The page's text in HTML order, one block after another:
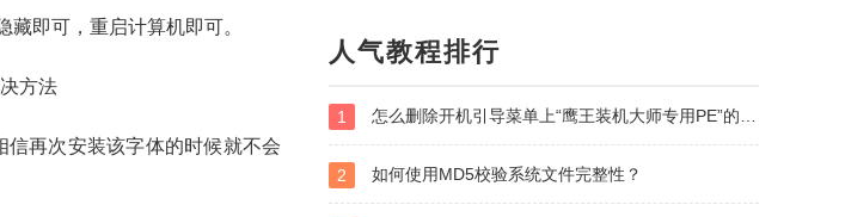
即可，重启计算机即可。
再次安装该字体的时候就不会
人气教程排行
1 怎么删除开机引导菜单上“鹰王装机大师专用PE”的选项？
2 如何使用MD5校验系统文件完整性？